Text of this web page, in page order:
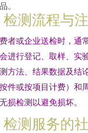
。
检测流程与
者或企业送检时，通
进行登记、取样、实
方法、结果数据及结
件或按项目计费）和
损检测以避免损坏。
检测服务的